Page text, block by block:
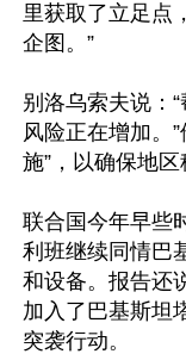
里获取了立足点
企图。”
别洛乌索夫说：
风险正在增加。
施”，以确保地区
联合国今年早些
利班继续同情巴
和设备。报告还
加入了巴基斯坦
突袭行动。